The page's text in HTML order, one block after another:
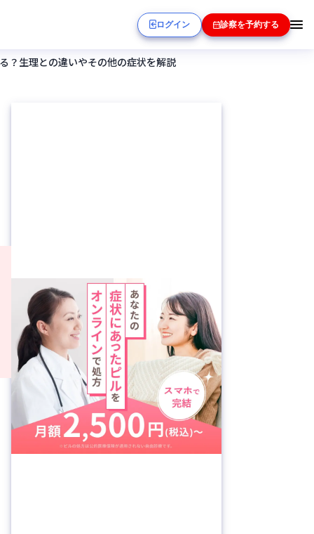
ログイン 診察を予約する
？生理との違いやその他の症状を解説